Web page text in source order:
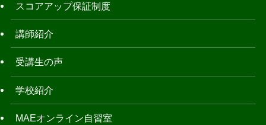
スコアアップ保証制度
講師紹介
受講生の声
学校紹介
MAEオンライン自習室